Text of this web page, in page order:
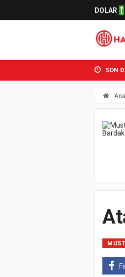
DOLAR
SON
Gençlik ve Spor Bakanı Osman